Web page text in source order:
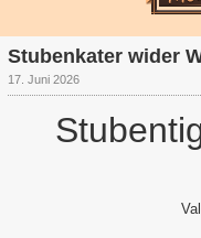
Stubenkater wider
17. Juni 2026